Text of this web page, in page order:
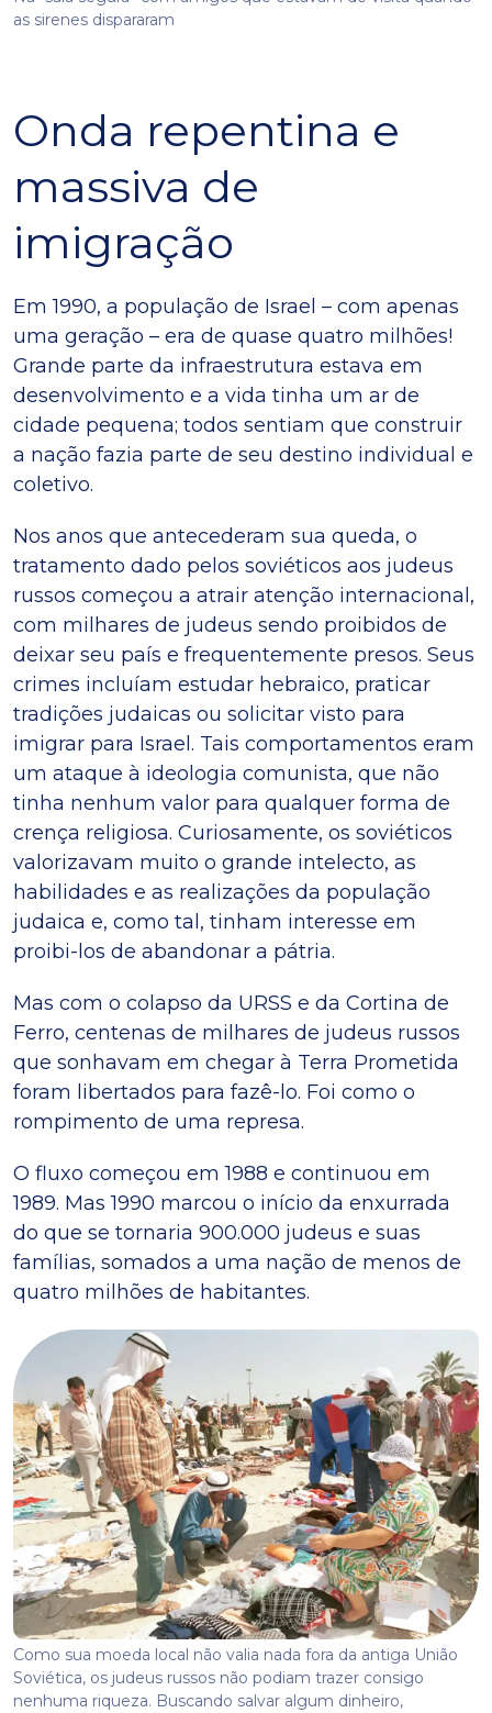
as sirenes dispararam
Onda repentina e
massiva de
imigração
Em 1990, a população de Israel – com apenas
uma geração – era de quase quatro milhões!
Grande parte da infraestrutura estava em
desenvolvimento e a vida tinha um ar de
cidade pequena; todos sentiam que construir
a nação fazia parte de seu destino individual e
coletivo.
Nos anos que antecederam sua queda, o
tratamento dado pelos soviéticos aos judeus
russos começou a atrair atenção internacional,
com milhares de judeus sendo proibidos de
deixar seu país e frequentemente presos. Seus
crimes incluíam estudar hebraico, praticar
tradições judaicas ou solicitar visto para
imigrar para Israel. Tais comportamentos eram
um ataque à ideologia comunista, que não
tinha nenhum valor para qualquer forma de
crença religiosa. Curiosamente, os soviéticos
valorizavam muito o grande intelecto, as
habilidades e as realizações da população
judaica e, como tal, tinham interesse em
proibi-los de abandonar a pátria.
Mas com o colapso da URSS e da Cortina de
Ferro, centenas de milhares de judeus russos
que sonhavam em chegar à Terra Prometida
foram libertados para fazê-lo. Foi como o
rompimento de uma represa.
O fluxo começou em 1988 e continuou em
1989. Mas 1990 marcou o início da enxurrada
do que se tornaria 900.000 judeus e suas
famílias, somados a uma nação de menos de
quatro milhões de habitantes.
Como sua moeda local não valia nada fora da antiga União
Soviética, os judeus russos não podiam trazer consigo
nenhuma riqueza. Buscando salvar algum dinheiro,